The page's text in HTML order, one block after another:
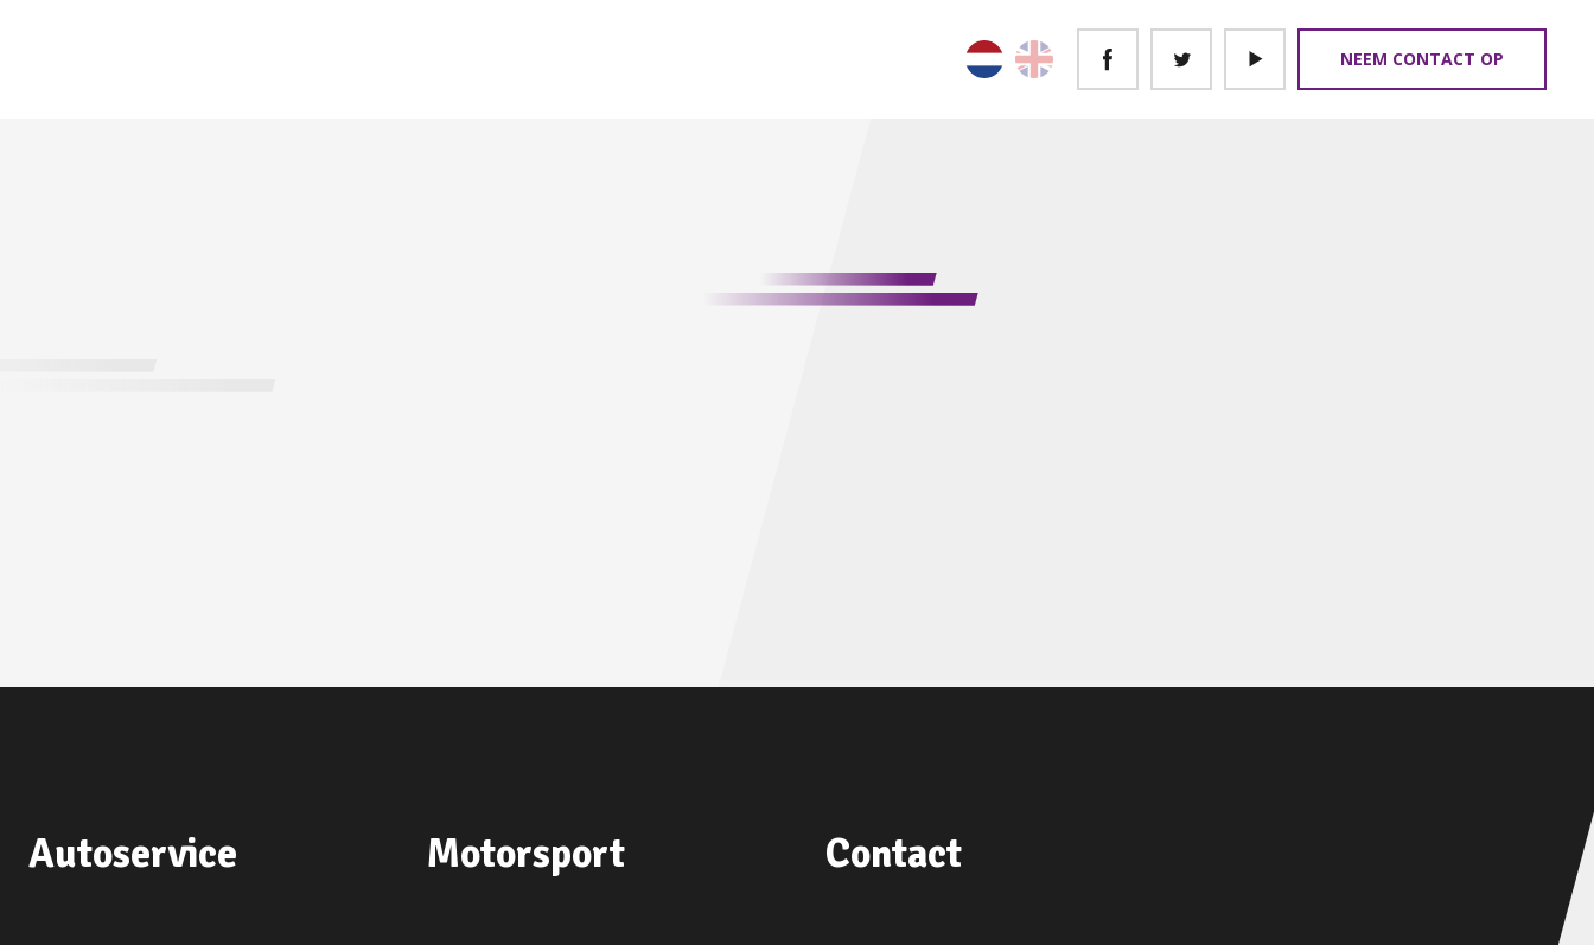
NEEM CONTACT OP
Autoservice Motorsport Contact